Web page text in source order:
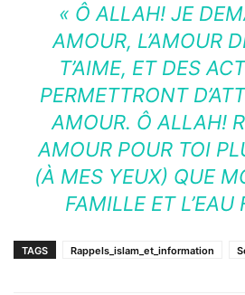
« Ô ALLAH! JE
AMOUR, L’AMOUR
T’AIME, ET DES
PERMETTRONT
AMOUR. Ô ALLAH!
AMOUR POUR TOI
(À MES YEUX) QUE
FAMILLE ET L’EAU
TAGS Rappels_islam_et_information